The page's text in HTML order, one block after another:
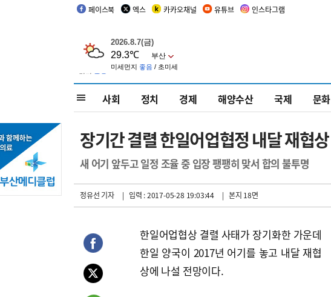
페이스북 엑스 카카오채널 유튜브 인스타그램
사회 정치 경제 해양수산 국제 문화
장기간 결렬 한일어업협정 내달 재협상
새 어기 앞두고 일정 조율 중 입장 팽팽히 맞서 합의 불투명
정유선 기자 | 입력 : 2017-05-28 19:03:44 | 본지 18면
한일어업협상 결렬 사태가 장기화한 가운데
한일 양국이 2017년 어기를 놓고 내달 재협
상에 나설 전망이다.